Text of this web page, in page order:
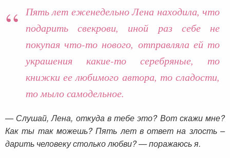
Пять лет еженедельно Лена находила, что
подарить свекрови, иной раз себе не
покупая что-то нового, отправляла ей то
украшения какие-то серебряные, то
книжки ее любимого автора, то сладости,
то мыло самодельное.
— Слушай, Лена, откуда в тебе это? Вот скажи мне?
Как ты так можешь? Пять лет в ответ на злость –
дарить человеку столько любви? — поражаюсь я.